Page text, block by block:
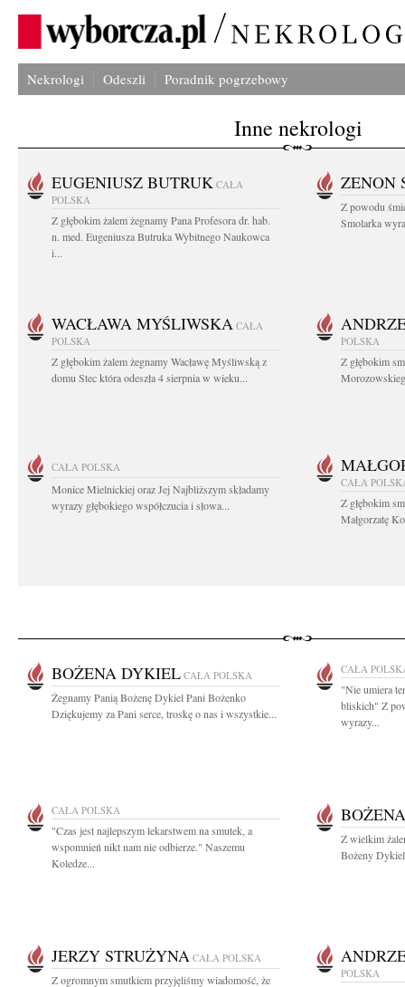
Nekrologi Odeszli Poradnik pogrzebowy
Inne nekrologi
EUGENIUSZ BUTRUK CAŁA
POLSKA
Z głębokim żalem żegnamy Pana Profesora dr. hab.
n. med. Eugeniusza Butruka Wybitnego Naukowca
i...
ZENON
Z powodu
Smolarka
WACŁAWA MYŚLIWSKA CAŁA
POLSKA
Z głębokim żalem żegnamy Wacławę Myśliwską z
domu Stec która odeszła 4 sierpnia w wieku...
POLSKA
Z głębokim
CAŁA POLSKA
Monice Mielnickiej oraz Jej Najbliższym składamy
wyrazy głębokiego współczucia i słowa...
CAŁA
Z głębokim
Małgorzatę
BOŻENA DYKIEL CAŁA POLSKA
Żegnamy Panią Bożenę Dykiel Pani Bożenko
Dziękujemy za Pani serce, troskę o nas i wszystkie...
CAŁA
"Nie umiera
bliskich" Z
wyrazy...
CAŁA POLSKA
"Czas jest najlepszym lekarstwem na smutek, a
wspomnień nikt nam nie odbierze." Naszemu
Koledze...
Z wielkim
Bożeny
JERZY STRUŻYNA CAŁA POLSKA
Z ogromnym smutkiem przyjęliśmy wiadomość, że
POLSKA